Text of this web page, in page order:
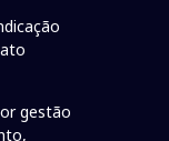
gestão